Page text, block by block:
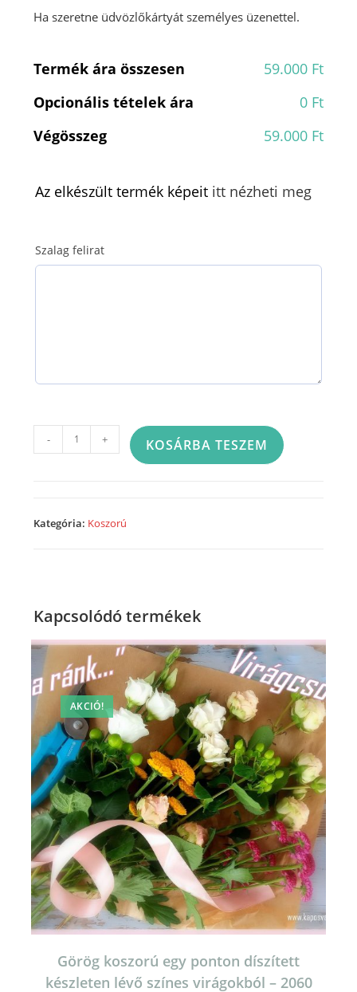
Ha szeretne üdvözlőkártyát személyes üzenettel.
Termék ára összesen
59.000 Ft
Opcionális tételek ára
0 Ft
Végösszeg
59.000 Ft
Az elkészült termék képeit itt nézheti meg
Szalag felirat
koszorú
- + KOSÁRBA TESZEM
Kategória: Koszorú
Kapcsolódó termékek
AKCIÓ!
Görög koszorú egy ponton díszített
készleten lévő színes virágokból – 2060